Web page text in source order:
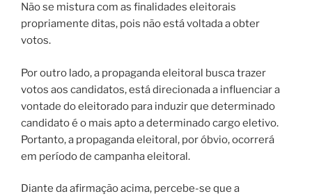
Não se mistura com as finalidades eleitorais
propriamente ditas, pois não está voltada a obter
votos.
Por outro lado, a propaganda eleitoral busca trazer
votos aos candidatos, está direcionada a influenciar a
vontade do eleitorado para induzir que determinado
candidato é o mais apto a determinado cargo eletivo.
Portanto, a propaganda eleitoral, por óbvio, ocorrerá
em período de campanha eleitoral.
Diante da afirmação acima, percebe-se que a